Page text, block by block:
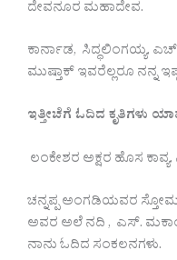
ದೇವನೂರ ಮಹಾದೇವ.
ಕಾರ್ನಾಡ, ಸಿದ್ಧಲಿಂಗಯ್ಯ.
ಮುಷ್ತಾಕ್ ಇವರೆಲ್ಲರೂ ನನ್ನ
ಇತ್ತೀಚೆಗೆ ಓದಿದ ಕೃತಿಗಳು
ಲಂಕೇಶರ ಅಕ್ಷರ ಹೊಸ
ಚನ್ನಪ್ಪ ಅಂಗಡಿಯವರ
ಅವರ ಅಲೆ ನದಿ , ಎಸ್.‌
ನಾನು ಓದಿದ ಸಂಕಲನಗಳು.